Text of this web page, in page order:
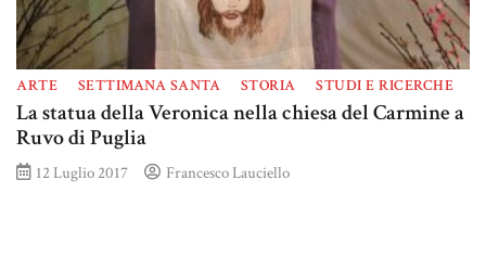
ARTE SETTIMANA SANTA STORIA STUDI E RICERCHE
La statua della Veronica nella chiesa del Carmine a
Ruvo di Puglia
12 Luglio 2017 Francesco Lauciello